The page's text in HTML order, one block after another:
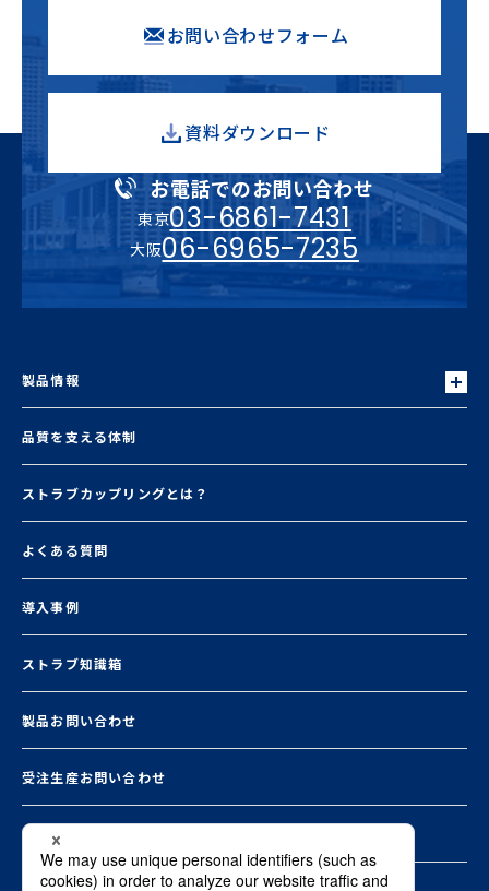
お問い合わせフォーム
資料ダウンロード
お電話でのお問い合わせ
東京03-6861-7431
大阪06-6965-7235
製品情報
品質を支える体制
ストラブカップリングとは？
よくある質問
導入事例
ストラブ知識箱
製品お問い合わせ
受注生産お問い合わせ
お知らせ一覧